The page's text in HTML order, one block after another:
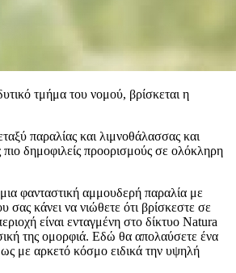
τμήμα του νομού, βρίσκεται η
παραλίας και λιμνοθάλασσας και
πιο δημοφιλείς προορισμούς σε ολόκληρη
φανταστική αμμουδερή παραλία με
σας κάνει να νιώθετε ότι βρίσκεστε σε
είναι ενταγμένη στο δίκτυο Natura
της ομορφιά. Εδώ θα απολαύσετε ένα
με αρκετό κόσμο ειδικά την υψηλή